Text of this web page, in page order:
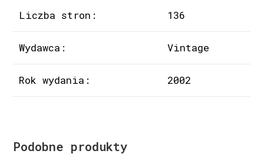
Liczba stron: 136
Wydawca: Vintage
Rok wydania: 2002
Podobne produkty